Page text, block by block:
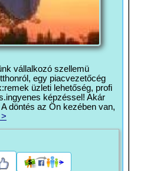
vállalkozó szellemü
egy piacvezetőcég
üzleti lehetőség, profi
képzéssel! Akár
döntés az Ön kezében van,